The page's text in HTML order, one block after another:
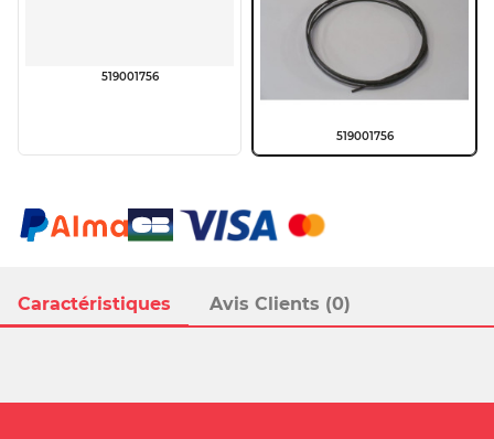
Caractéristiques Avis Clients (0)
519001756
519001756